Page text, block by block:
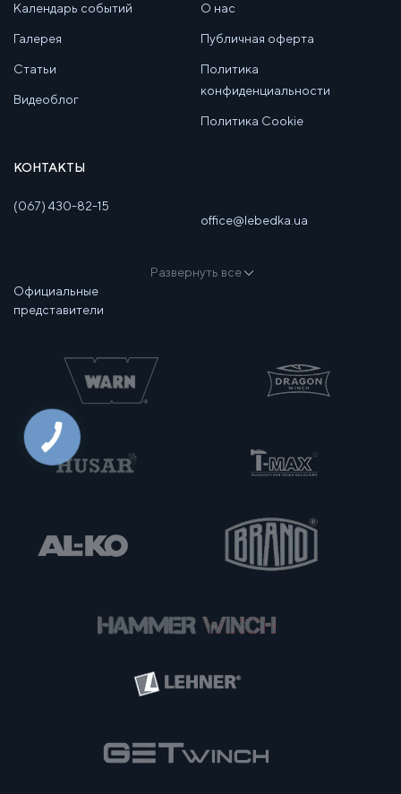
Календарь событий
Галерея
Статьи
Видеоблог
О нас
Публичная оферта
Политика
конфиденциальности
Политика Cookie
КОНТАКТЫ
(067) 430-82-15
office@lebedka.ua
Развернуть все
Официальные
представители